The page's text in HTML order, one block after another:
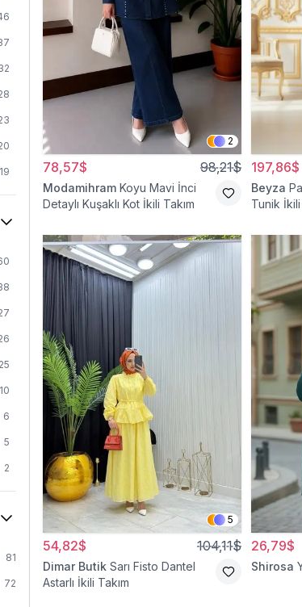
19
16
9
25
10
6
5
2
2
1
81
72
2
78,57$ 98,21$
Modamihram Koyu Mavi İnci
Detaylı Kuşaklı Kot İkili Takım
197,86$
Beyza
Tunik İkili
5
54,82$ 104,11$
Dimar Butik Sarı Fisto Dantel
Astarlı İkili Takım
26,79$
Shirosa